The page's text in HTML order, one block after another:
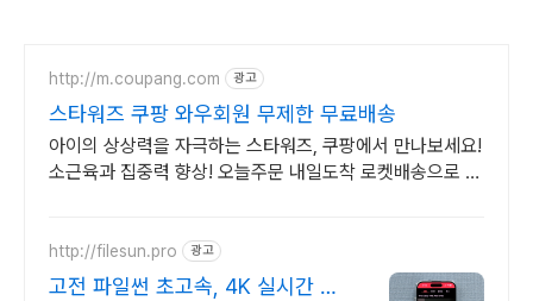
http://m.coupang.com 광고
스타워즈 쿠팡 와우회원 무제한 무료배송
아이의 상상력을 자극하는 스타워즈, 쿠팡에서 만나보세요!
소근육과 집중력 향상! 오늘주문 내일도착 로켓배송으로 시
http://filesun.pro 광고
고전 파일썬 초고속, 4K 실시간 보